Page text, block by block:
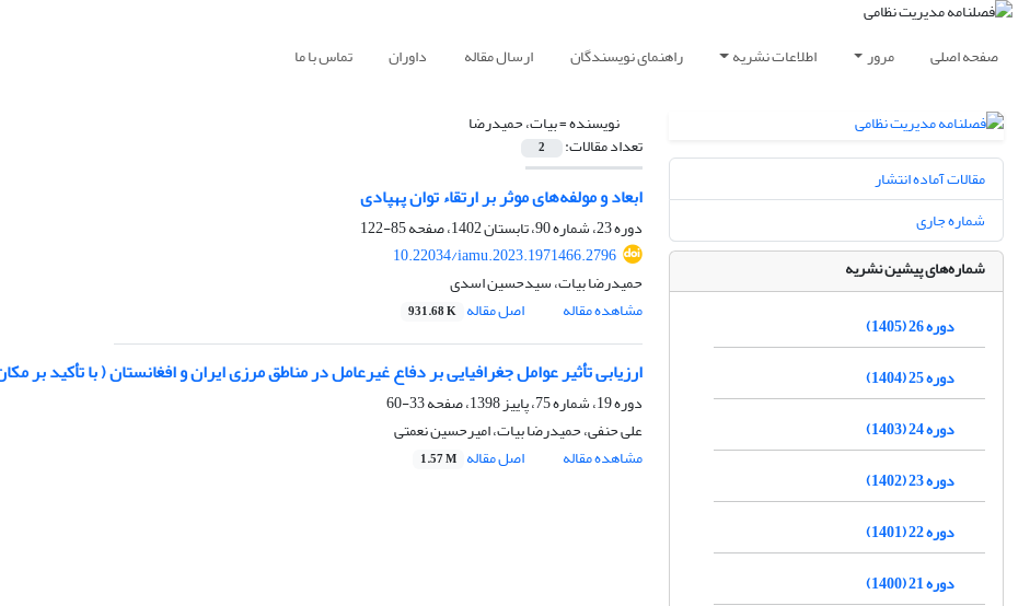
صفحه اصلی مرور اطلاعات نشریه راهنمای نویسندگان ارسال مقاله داوران تماس با ما
نویسنده =بیات، حمیدرضا
تعداد مقالات: 2
ابعاد و مولفه‌های موثر بر ارتقاء توان پهپادی
دوره 23، شماره 90، تابستان 1402، صفحه
85-122
10.22034/iamu.2023.1971466.2796
حمیدرضا بیات، سیدحسین اسدی
مشاهده مقاله
اصل مقاله 931.68 K
ارزیابی تأثیر عوامل جغرافیایی بر دفاع غیرعامل در مناطق مرزی ایران و افغانستان ( با تأکید بر
دوره 19، شماره 75، پاییز 1398، صفحه
33-60
علی حنفی، حمیدرضا بیات، امیرحسین نعمتی
مشاهده مقاله
اصل مقاله 1.57 M
مقالات آماده انتشار
شماره جاری
شماره‌های پیشین نشریه
دوره 26 (1405)
دوره 25 (1404)
دوره 24 (1403)
دوره 23 (1402)
دوره 22 (1401)
دوره 21 (1400)